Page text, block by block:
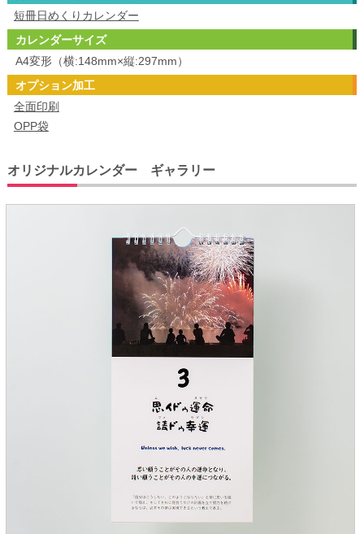
短冊日めくりカレンダー
カレンダーサイズ
A4変形（横:148mm×縦:297mm）
オプション加工
全面印刷
OPP袋
オリジナルカレンダー ギャラリー